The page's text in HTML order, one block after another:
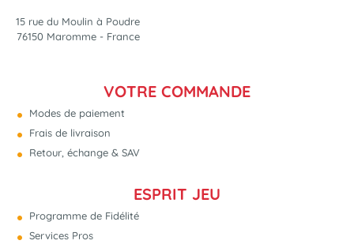
15 rue du Moulin à Poudre
76150 Maromme - France
VOTRE COMMANDE
Modes de paiement
Frais de livraison
Retour, échange & SAV
ESPRIT JEU
Programme de Fidélité
Services Pros